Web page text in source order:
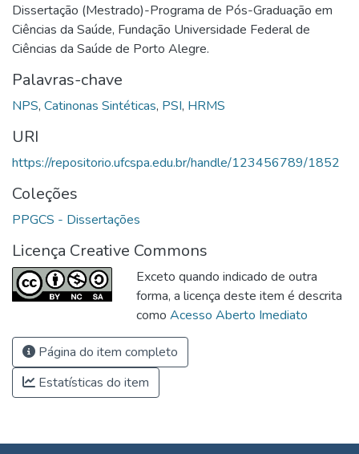
Dissertação (Mestrado)-Programa de Pós-Graduação em
Ciências da Saúde, Fundação Universidade Federal de
Ciências da Saúde de Porto Alegre.
Palavras-chave
NPS, Catinonas Sintéticas, PSI, HRMS
URI
https://repositorio.ufcspa.edu.br/handle/123456789/1852
Coleções
PPGCS - Dissertações
Licença Creative Commons
Exceto quando indicado de outra
forma, a licença deste item é descrita
como Acesso Aberto Imediato
Página do item completo
Estatísticas do item